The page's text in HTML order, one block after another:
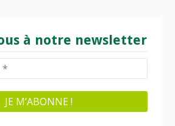
à notre newsletter